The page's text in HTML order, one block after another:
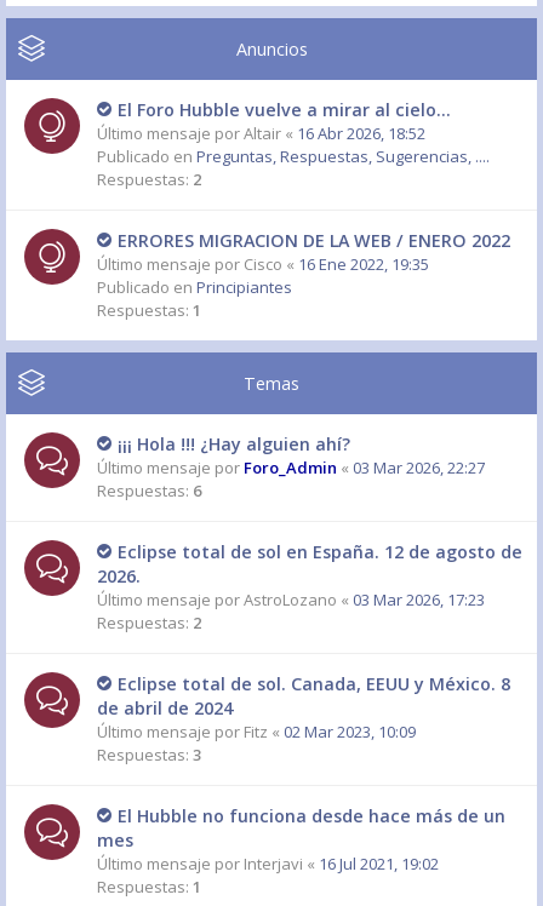
Anuncios
El Foro Hubble vuelve a mirar al cielo...
Último mensaje porAltair « 16 Abr 2026, 18:52
Publicado en Preguntas, Respuestas, Sugerencias, ....
Respuestas: 2
ERRORES MIGRACION DE LA WEB / ENERO 2022
Último mensaje por Cisco « 16 Ene 2022, 19:35
Publicado en Principiantes
Respuestas: 1
Temas
¡¡¡ Hola !!! ¿Hay alguien ahí?
Último mensaje por Foro_Admin « 03 Mar 2026, 22:27
Respuestas: 6
Eclipse total de sol en España. 12 de agosto de
2026.
Último mensaje porAstroLozano « 03 Mar 2026, 17:23
Respuestas: 2
Eclipse total de sol. Canada, EEUU y México. 8
de abril de 2024
Último mensaje por Fitz « 02 Mar 2023, 10:09
Respuestas: 3
El Hubble no funciona desde hace más de un
mes
Último mensaje por Interjavi « 16 Jul 2021, 19:02
Respuestas: 1